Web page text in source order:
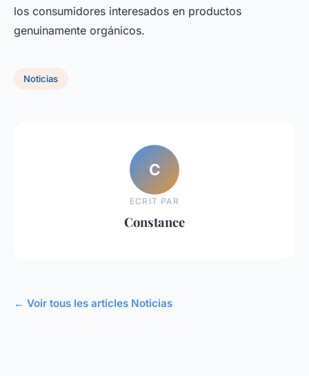
los consumidores interesados en productos
genuinamente orgánicos.
Noticias
C
ECRIT PAR
Constance
← Voir tous les articles Noticias